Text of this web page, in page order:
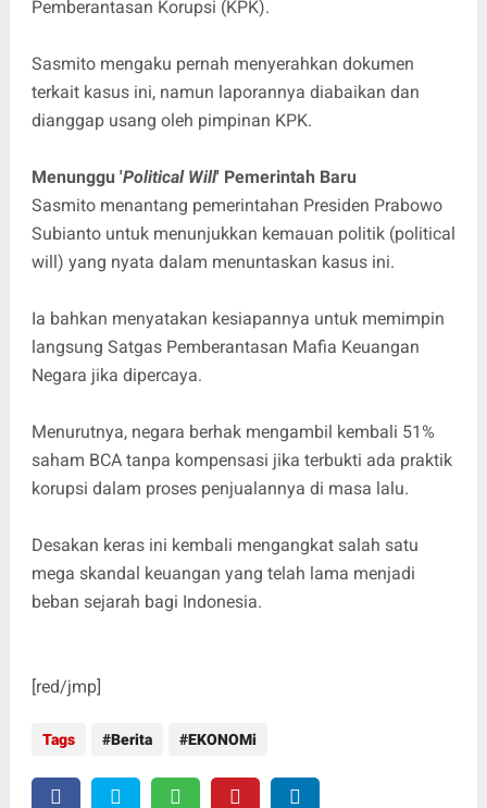
Pemberantasan Korupsi (KPK).
Sasmito mengaku pernah menyerahkan dokumen
terkait kasus ini, namun laporannya diabaikan dan
dianggap usang oleh pimpinan KPK.
Menunggu 'Political Will' Pemerintah Baru
Sasmito menantang pemerintahan Presiden Prabowo
Subianto untuk menunjukkan kemauan politik (political
will) yang nyata dalam menuntaskan kasus ini.
Ia bahkan menyatakan kesiapannya untuk memimpin
langsung Satgas Pemberantasan Mafia Keuangan
Negara jika dipercaya.
Menurutnya, negara berhak mengambil kembali 51%
saham BCA tanpa kompensasi jika terbukti ada praktik
korupsi dalam proses penjualannya di masa lalu.
Desakan keras ini kembali mengangkat salah satu
mega skandal keuangan yang telah lama menjadi
beban sejarah bagi Indonesia.
[red/jmp]
Tags Berita EKONOMi